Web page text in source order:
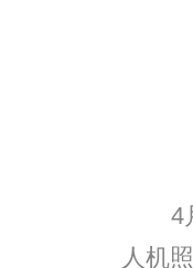
4
人机